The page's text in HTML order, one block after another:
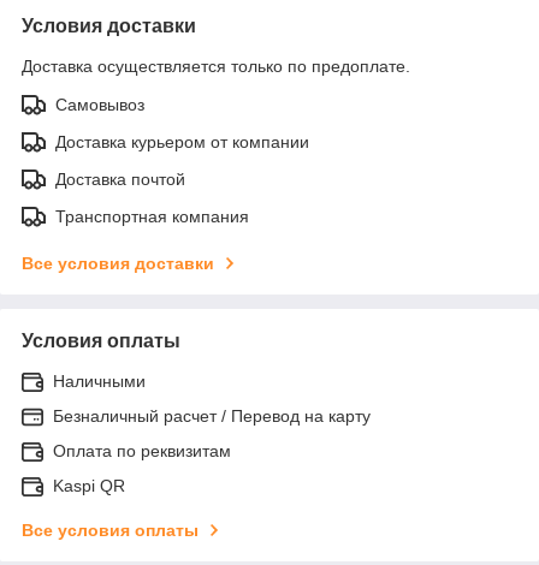
Условия доставки
Доставка осуществляется только по предоплате.
Самовывоз
Доставка курьером от компании
Доставка почтой
Транспортная компания
Все условия доставки
Условия оплаты
Наличными
Безналичный расчет / Перевод на карту
Оплата по реквизитам
Kaspi QR
Все условия оплаты